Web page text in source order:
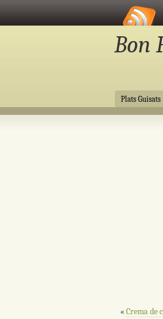
Vés al
Bon
Vés al
Plats Guisats
« Crema de